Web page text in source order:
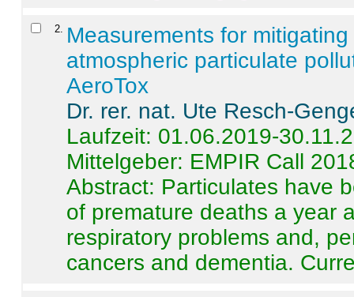
2
Measurements for
atmospheric particulate
AeroTox
Dr. rer. nat. Ute Resch-
Laufzeit: 01.06.2019-
Mittelgeber: EMPIR Call
Abstract: Particulates have
of premature deaths a year
respiratory problems and,
cancers and dementia.